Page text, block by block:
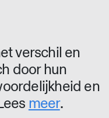
verschil en
door hun
en
meer.